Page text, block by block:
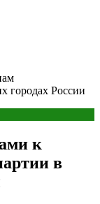
городах России
к
в